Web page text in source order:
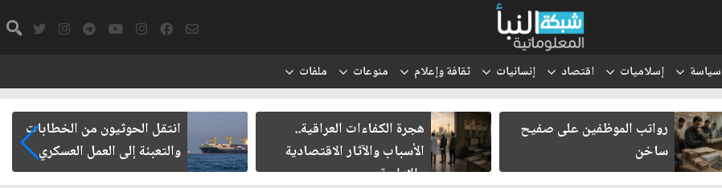
سياسة إسلاميات اقتصاد إنسانيات ثقافة وإعلام منوعات ملفات
رواتب الموظفين على صفيح
ساخن
هجرة الكفاءات العراقية..
الأسباب والآثار الاقتصادية
والإدارية
انتقل الحوثيون من الخطابات
والتعبئة إلى العمل العسكري